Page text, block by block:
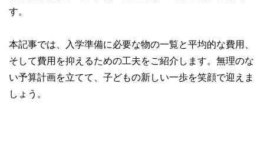
す。
本記事では、入学準備に必要な物の一覧と平均的な費用、
そして費用を抑えるための工夫をご紹介します。無理のな
い予算計画を立てて、子どもの新しい一歩を笑顔で迎えま
しょう。